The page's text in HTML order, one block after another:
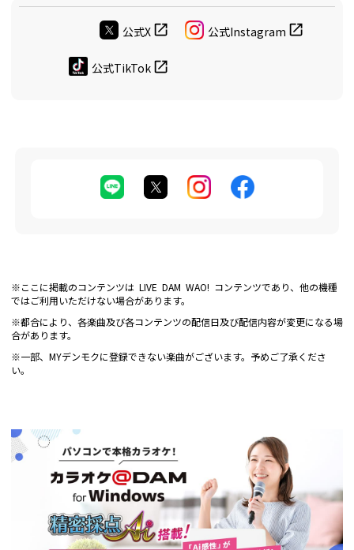
公式X 公式Instagram
公式TikTok
※ここに掲載のコンテンツは LIVE DAM WAO! コンテンツであり、他の機種
ではご利用いただけない場合があります。
※都合により、各楽曲及び各コンテンツの配信日及び配信内容が変更になる場
合があります。
※一部、MYデンモクに登録できない楽曲がございます。予めご了承くださ
い。